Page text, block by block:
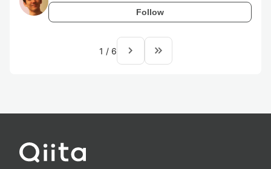
Follow
1 / 6 navigate_next keyboard_double_arrow_right